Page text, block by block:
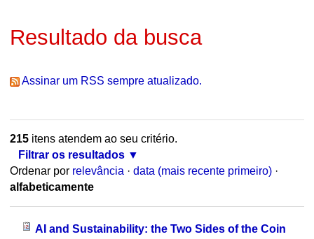
Resultado da busca
Assinar um RSS sempre atualizado.
215itens atendem ao seu critério.
Filtrar os resultados
Ordenar por relevância · data (mais recente primeiro) ·
alfabeticamente
AI and Sustainability: the Two Sides of the Coin